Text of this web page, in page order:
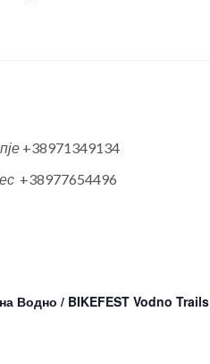
+38971349134
+38977654496
Водно / BIKEFEST Vodno Trails